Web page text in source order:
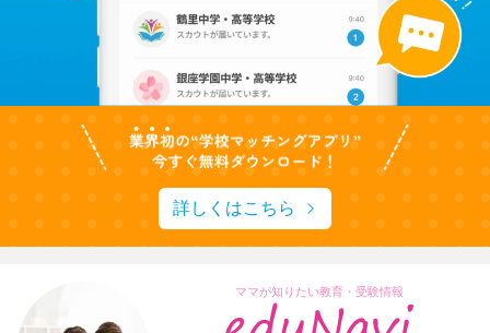
詳しくはこちら
ママが知りたい教育・受験情報